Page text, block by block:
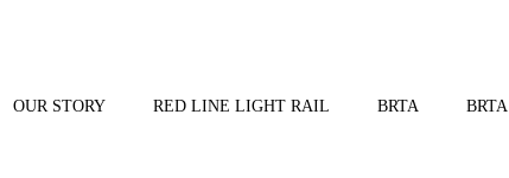
OUR STORY RED LINE LIGHT RAIL BRTA